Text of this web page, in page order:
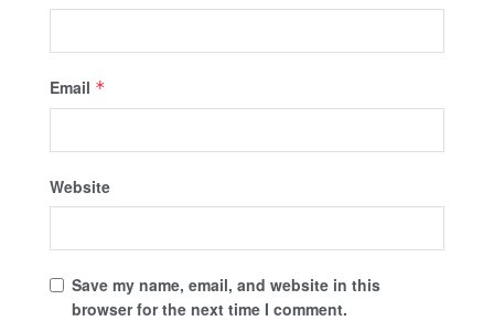
Email *
Website
Save my name, email, and website in this
browser for the next time I comment.